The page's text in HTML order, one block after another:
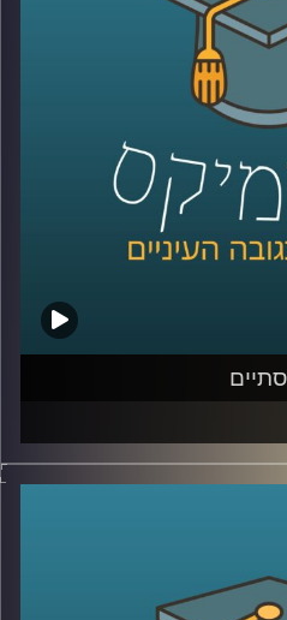
העוסק בהשפעות
בעיקר דרך
מספר על השפעתה של
ועל שיחות
הצורך החברתי
על מושג הכבדות –
פופולארית, אולי כדאי
פרופסור עירן הלפרין,
רגשות שחווים
קורה כשמגבירים חלק